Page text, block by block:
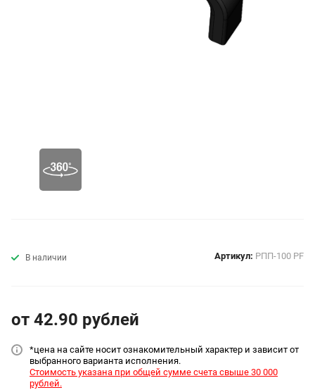
В наличии Артикул: РПП-100 PF
от 42.90 рублей
*цена на сайте носит ознакомительный характер и зависит от
выбранного варианта исполнения.
Стоимость указана при общей сумме счета свыше 30 000
рублей.